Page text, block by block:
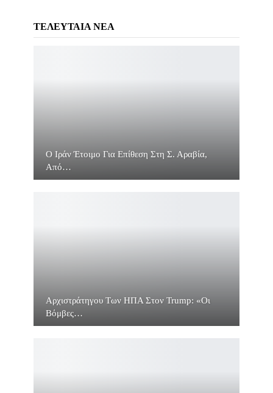
ΤΕΛΕΥΤΑΙΑ ΝΕΑ
O Ιράν Έτοιμο Για Επίθεση Στη Σ. Αραβία,
Από…
Αρχιστράτηγου Των ΗΠΑ Στον Trump: «Οι
Βόμβες…